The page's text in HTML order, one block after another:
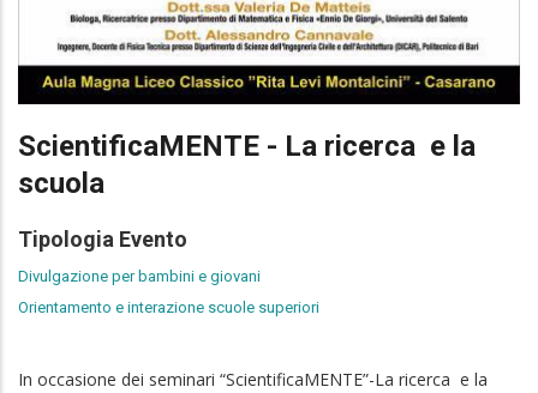
ScientificaMENTE - La ricerca e la
scuola
Tipologia Evento
Divulgazione per bambini e giovani
Orientamento e interazione scuole superiori
In occasione dei seminari “ScientificaMENTE”-La ricerca e la